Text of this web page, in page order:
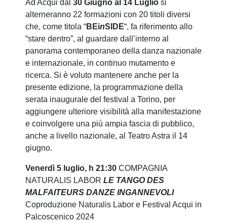
Ad Acqui dal 30 Giugno al 14 Luglio si
alterneranno 22 formazioni con 20 titoli diversi
che, come titola “BEinSIDE“, fa riferimento allo
“stare dentro”, al guardare dall’interno al
panorama contemporaneo della danza nazionale
e internazionale, in continuo mutamento e
ricerca. Si è voluto mantenere anche per la
presente edizione, la programmazione della
serata inaugurale del festival a Torino, per
aggiungere ulteriore visibilità alla manifestazione
e coinvolgere una più ampia fascia di pubblico,
anche a livello nazionale, al Teatro Astra il 14
giugno.
Venerdì 5 luglio, h 21:30 COMPAGNIA
NATURALIS LABOR LE TANGO DES
MALFAITEURS DANZE INGANNEVOLI
Coproduzione Naturalis Labor e Festival Acqui in
Palcoscenico 2024